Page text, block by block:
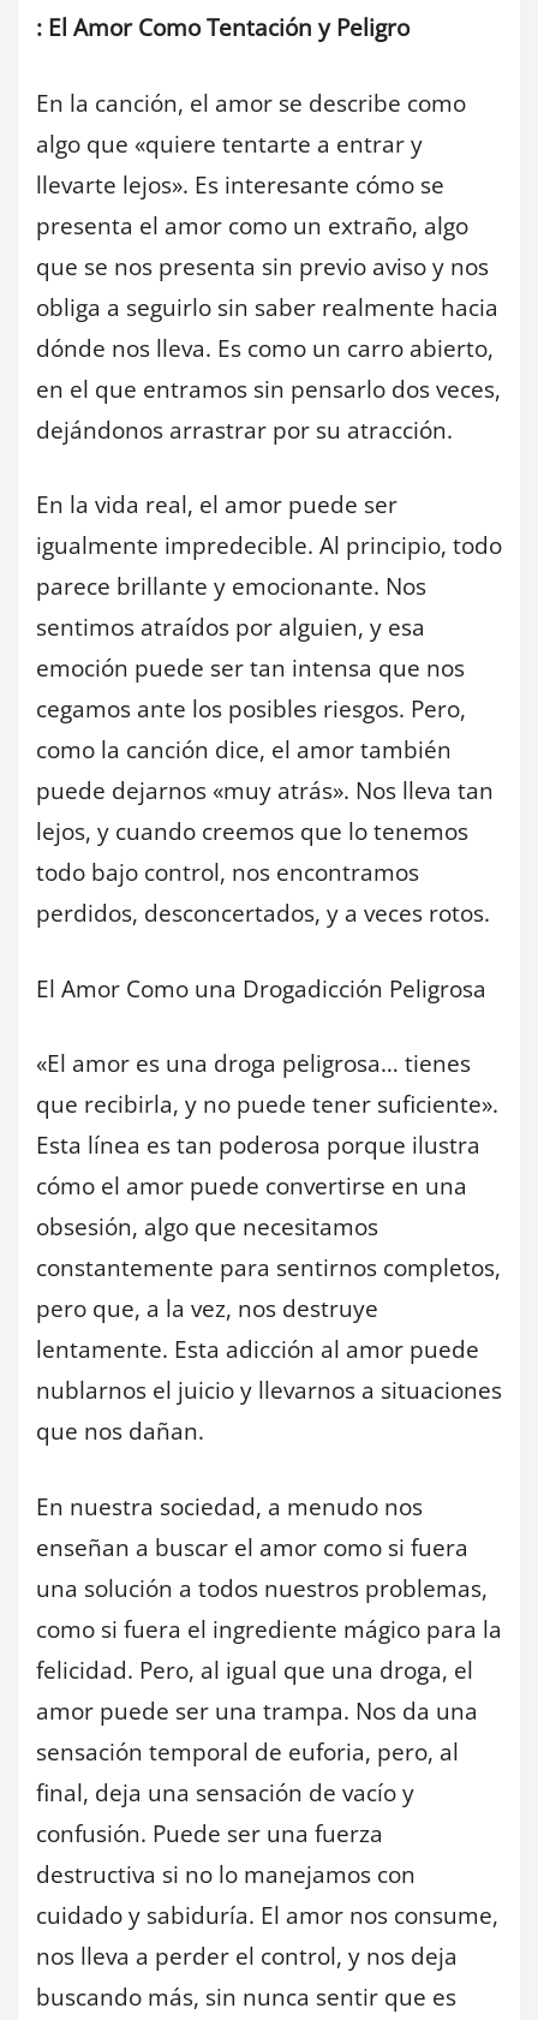
: El Amor Como Tentación y Peligro
En la canción, el amor se describe como
algo que «quiere tentarte a entrar y
llevarte lejos». Es interesante cómo se
presenta el amor como un extraño, algo
que se nos presenta sin previo aviso y nos
obliga a seguirlo sin saber realmente hacia
dónde nos lleva. Es como un carro abierto,
en el que entramos sin pensarlo dos veces,
dejándonos arrastrar por su atracción.
En la vida real, el amor puede ser
igualmente impredecible. Al principio, todo
parece brillante y emocionante. Nos
sentimos atraídos por alguien, y esa
emoción puede ser tan intensa que nos
cegamos ante los posibles riesgos. Pero,
como la canción dice, el amor también
puede dejarnos «muy atrás». Nos lleva tan
lejos, y cuando creemos que lo tenemos
todo bajo control, nos encontramos
perdidos, desconcertados, y a veces rotos.
El Amor Como una Drogadicción Peligrosa
«El amor es una droga peligrosa… tienes
que recibirla, y no puede tener suficiente».
Esta línea es tan poderosa porque ilustra
cómo el amor puede convertirse en una
obsesión, algo que necesitamos
constantemente para sentirnos completos,
pero que, a la vez, nos destruye
lentamente. Esta adicción al amor puede
nublarnos el juicio y llevarnos a situaciones
que nos dañan.
En nuestra sociedad, a menudo nos
enseñan a buscar el amor como si fuera
una solución a todos nuestros problemas,
como si fuera el ingrediente mágico para la
felicidad. Pero, al igual que una droga, el
amor puede ser una trampa. Nos da una
sensación temporal de euforia, pero, al
final, deja una sensación de vacío y
confusión. Puede ser una fuerza
destructiva si no lo manejamos con
cuidado y sabiduría. El amor nos consume,
nos lleva a perder el control, y nos deja
buscando más, sin nunca sentir que es